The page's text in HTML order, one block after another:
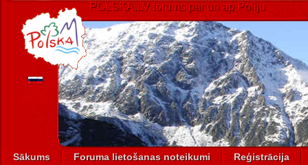
POLSKA.LV forums par un ap Poliju
Sākums Foruma lietošanas noteikumi Reģistrācija